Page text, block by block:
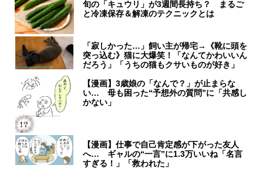
旬の「キュウリ」が3週間長持ち？ まるご
と冷凍保存＆解凍のテクニックとは
「寂しかった…」飼い主が帰宅→《靴に頭を
突っ込む》猫に大爆笑！「なんてかわいいん
だろう」「うちの猫もクサいものが好き」
【漫画】3歳娘の「なんで？」が止まらな
い… 母も困った“予想外の質問”に「共感し
かない」
【漫画】仕事で自己肯定感が下がった友人
へ… ギャルの“一言”に1.3万いいね「名言
すぎる！」「救われた」